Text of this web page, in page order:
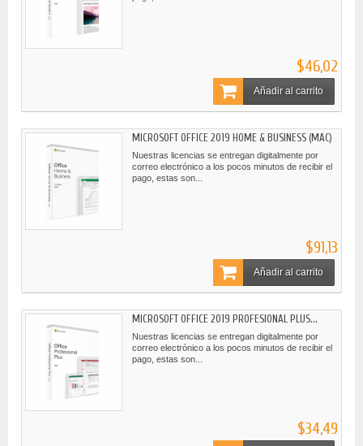
$46,02
Añadir al carrito
MICROSOFT OFFICE 2019 HOME & BUSINESS (MAC)
Nuestras licencias se entregan digitalmente por
correo electrónico a los pocos minutos de recibir el
pago, estas son...
$91,13
Añadir al carrito
MICROSOFT OFFICE 2019 PROFESIONAL PLUS...
Nuestras licencias se entregan digitalmente por
correo electrónico a los pocos minutos de recibir el
pago, estas son...
$34,49